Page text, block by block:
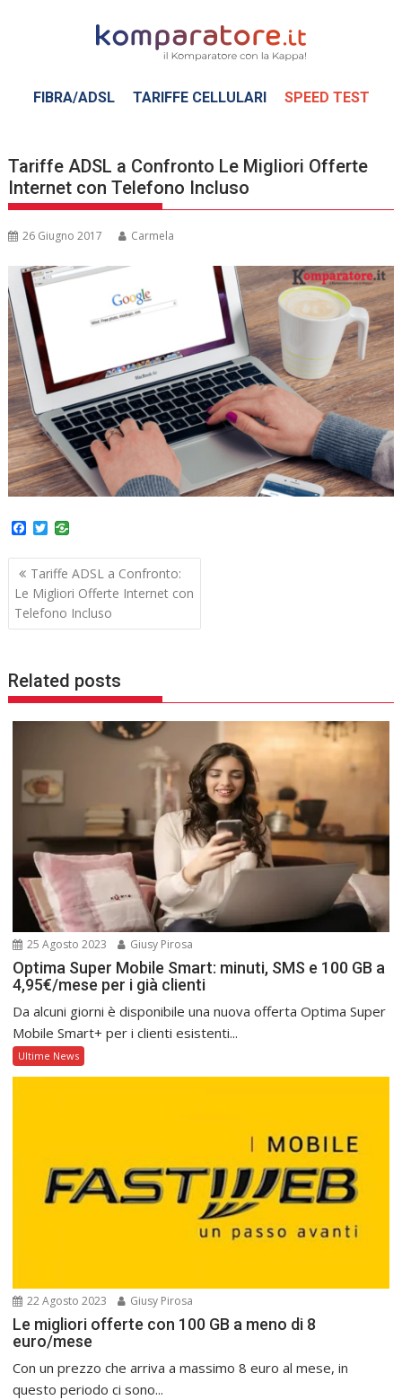
FIBRA/ADSL TARIFFE CELLULARI SPEED TEST
Tariffe ADSL a Confronto Le Migliori Offerte
Internet con Telefono Incluso
26 Giugno 2017 Carmela
F
c
e
b
o
o
k
T
i
t
e
r
Navigazione
articoli
Tariffe ADSL a Confronto:
Le Migliori Offerte Internet con
Telefono Incluso
Related posts
25 Agosto 2023 Giusy Pirosa
Optima Super Mobile Smart: minuti, SMS e 100 GB a
4,95€/mese per i già clienti
Da alcuni giorni è disponibile una nuova offerta Optima Super
Mobile Smart+ per i clienti esistenti...
Ultime News
22 Agosto 2023 Giusy Pirosa
Le migliori offerte con 100 GB a meno di 8
euro/mese
Con un prezzo che arriva a massimo 8 euro al mese, in
questo periodo ci sono...